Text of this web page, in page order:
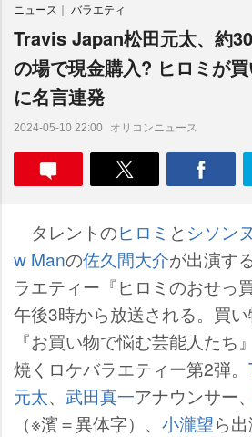
ニュース バラエティ
Travis Japan松田元太、約
の場で現金購入? ヒロミが
に名言連発
2024-05-10 22:00 オリコンニュース
タレントのヒロミ と シソンヌ
w Manの佐久間大介が出演す
ラエティー『ヒロミのおせっ
午後3時から放送される。買
『お買い物で悩む芸能人たち
焼くロケバラエティー第2弾。
元太、 武田真一アナウンサー、
（※濱＝異体字）、 小瀧望ら